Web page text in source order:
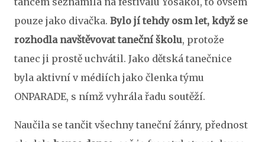
pouze jako divačka. Bylo jí tehdy osm let, když se
rozhodla navštěvovat taneční školu, protože
tanec ji prostě uchvátil. Jako dětská tanečnice
byla aktivní v médiích jako členka týmu
ONPARADE, s nímž vyhrála řadu soutěží.
Naučila se tančit všechny taneční žánry, přednost